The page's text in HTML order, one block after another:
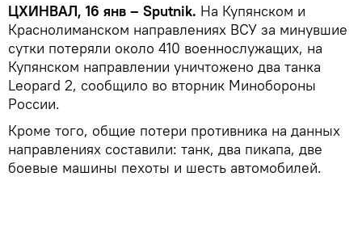
ЦХИНВАЛ, 16 янв – Sputnik. На Купянском и
Краснолиманском направлениях ВСУ за минувшие
сутки потеряли около 410 военнослужащих, на
Купянском направлении уничтожено два танка
Leopard 2, сообщило во вторник Минобороны
России.
Кроме того, общие потери противника на данных
направлениях составили: танк, два пикапа, две
боевые машины пехоты и шесть автомобилей.